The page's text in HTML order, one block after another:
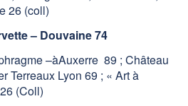
26 (coll)
– Douvaine 74
–àAuxerre 89 ; Château
Terreaux Lyon 69 ; « Art à
(Coll)